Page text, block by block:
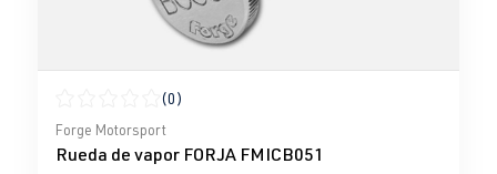
Calificación promedio de 0 de 5 estrellas
(0)
Forge Motorsport
Rueda de vapor FORJA FMICB051